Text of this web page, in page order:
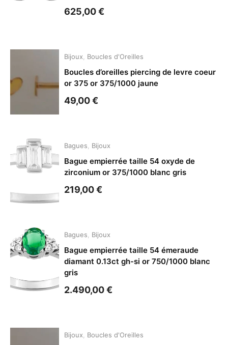
625,00€
Bijoux Boucles d'Oreilles
Boucles d’oreilles piercing de levre coeur
or 375 or 375/1000 jaune
49,00€
Bagues Bijoux
Bague empierrée taille 54 oxyde de
zirconium or 375/1000 blanc gris
219,00€
Bagues Bijoux
Bague empierrée taille 54 émeraude
diamant 0.13ct gh-si or 750/1000 blanc
gris
2.490,00€
Bijoux Boucles d'Oreilles